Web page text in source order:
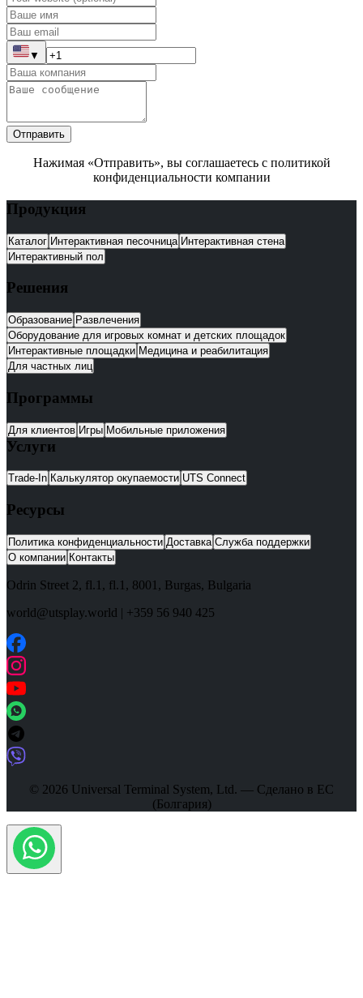
▼
Отправить
Нажимая «Отправить», вы соглашаетесь с политикой
конфиденциальности компании
Продукция
Каталог Интерактивная песочница Интерактивная стена
Интерактивный пол
Решения
Образование Развлечения
Оборудование для игровых комнат и детских площадок
Интерактивные площадки Медицина и реабилитация
Для частных лиц
Программы
Для клиентов Игры Мобильные приложения
Услуги
Trade-In Калькулятор окупаемости UTS Connect
Ресурсы
Политика конфиденциальности Доставка Служба поддержки
О компании Контакты
Odrin Street 2, fl.1 , fl.1, 8001 , Burgas, Bulgaria
world@utsplay.world | +359 56 940 425
© 2026 Universal Terminal System, Ltd. — Сделано в ЕС
(Болгария)